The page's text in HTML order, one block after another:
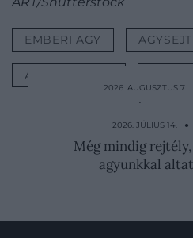
EMBERI AGY AGYSEJT
AGYMŰKÖDÉS
2026. AUGUSZTUS
Londonra leszállt a
ölt
2026. JÚLIUS 14. ●
Még mindig
agyunkkal